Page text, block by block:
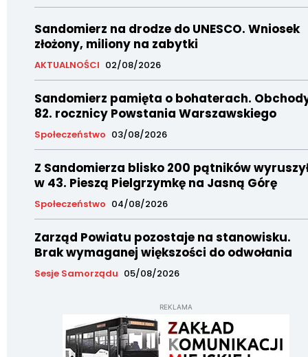
Sandomierz na drodze do UNESCO. Wniosek
złożony, miliony na zabytki
AKTUALNOŚCI 02/08/2026
Sandomierz pamięta o bohaterach.
82. rocznicy Powstania Warszawskiego
Społeczeństwo 03/08/2026
Z Sandomierza blisko 200 pątników
w 43. Pieszą Pielgrzymkę na Jasną Górę
Społeczeństwo 04/08/2026
Zarząd Powiatu pozostaje na stanowisku.
Brak wymaganej większości do odwołania
Sesje Samorządu 05/08/2026
REKLAMA